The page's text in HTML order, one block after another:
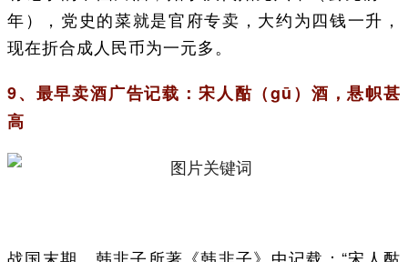
年），党史的菜就是官府专卖，大约为四钱一升，
现在折合成人民币为一元多。
9、最早卖酒广告记载：宋人酤（gū）酒，悬帜甚
高